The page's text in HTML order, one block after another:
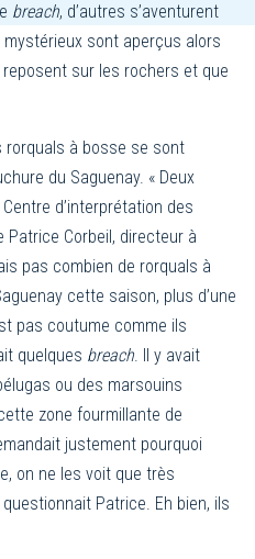
breach, d’autres s’aventurent
sont aperçus alors
sur les rochers et que
rorquals à bosse se sont
du Saguenay. « Deux
d’interprétation des
Corbeil, directeur à
pas combien de rorquals à
cette saison, plus d’une
pas coutume comme ils
quelques breach. Il y avait
ou des marsouins
zone fourmillante de
justement pourquoi
on ne les voit que très
Patrice. Eh bien, ils